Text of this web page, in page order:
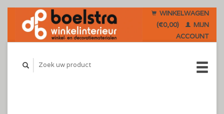
WINKELWAGEN
(€0,00)
MIJN
ACCOUNT